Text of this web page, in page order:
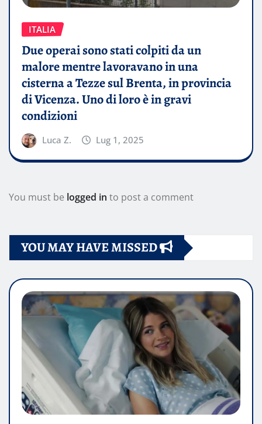
ITALIA
Due operai sono stati colpiti da un
malore mentre lavoravano in una
cisterna a Tezze sul Brenta, in provincia
di Vicenza. Uno di loro è in gravi
condizioni
Luca Z. Lug 1, 2025
You must be logged in to post a comment
YOU MAY HAVE MISSED